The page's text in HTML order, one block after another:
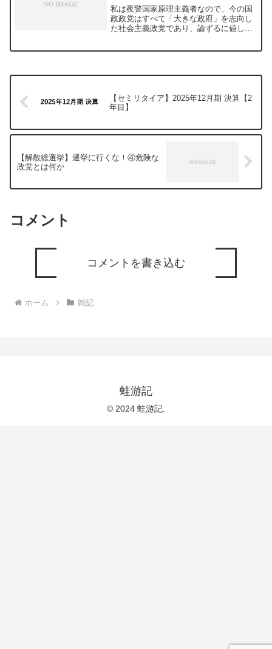
私は夜警国家原理主義者なので、今の国
政政党はすべて「大きな政府」を志向し
た社会主義政党であり、論ずるに値しま
【セミリタイア】2025年12月期 決算【2
年目】
【解散総選挙】選挙に行くな！④危険な
政党とは何か
コメント
コメントを書き込む
ホーム 雑記
蛙游記
© 2024 蛙游記.